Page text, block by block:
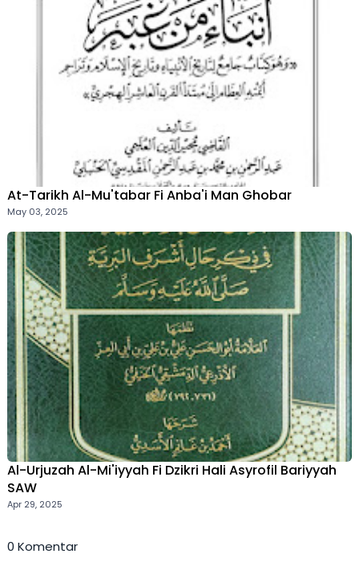
At-Tarikh Al-Mu'tabar Fi Anba'i Man Ghobar
May 03, 2025
Al-Urjuzah Al-Mi'iyyah Fi Dzikri Hali Asyrofil Bariyyah
SAW
Apr 29, 2025
0 Komentar